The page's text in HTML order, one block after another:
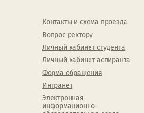
Контакты и схема проезда
Вопрос ректору
Личный кабинет студента
Личный кабинет аспиранта
Форма обращения
Интранет
Электронная
информационно-